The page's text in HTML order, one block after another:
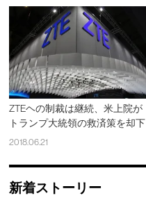
ZTEヘの制裁は継続、米上院が
トランプ大統領の救済策を却下
2018.06.21
新着ストーリー